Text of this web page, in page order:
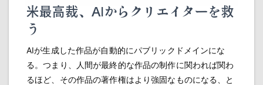
米最高裁、AIからクリエイターを救
う
AIが生成した作品が自動的にパブリックドメインにな
る。つまり、人間が最終的な作品の制作に関われば関わ
るほど、その作品の著作権はより強固なものになる、と